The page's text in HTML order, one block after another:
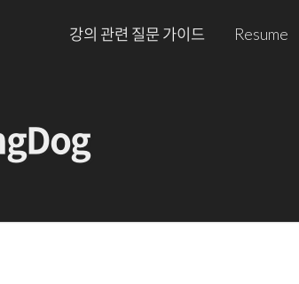
강의 관련 질문 가이드 Resume